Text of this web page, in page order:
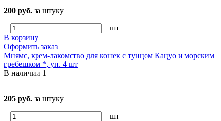
200 руб. за штуку
− + шт
В корзину
Оформить заказ
Мнямс, крем-лакомство для кошек с тунцом Кацуо и морским
гребешком *, уп. 4 шт
В наличии 1
205 руб. за штуку
− + шт